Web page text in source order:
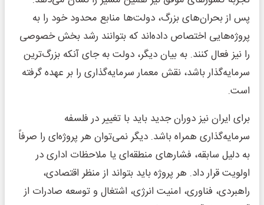
پس از بحران‌های بزرگ، دولت‌ها منابع محدود خود را به
پروژه‌هایی اختصاص داده‌اند که بتوانند رشد بخش خصوصی
را نیز فعال کنند. به بیان دیگر، دولت به جای آنکه بزرگ‌ترین
سرمایه‌گذار باشد، نقش معمار سرمایه‌گذاری را بر عهده گرفته
است.
برای ایران نیز دوران جدید باید با تغییر در فلسفه
سرمایه‌گذاری همراه باشد. دیگر نمی‌توان هر پروژه‌ای را صرفاً
به دلیل سابقه، فشارهای منطقه‌ای یا ملاحظات اداری در
اولویت قرار داد. هر پروژه باید بتواند از منظر اقتصادی،
راهبردی، فناوری، امنیت انرژی، اشتغال و توسعه صادرات از